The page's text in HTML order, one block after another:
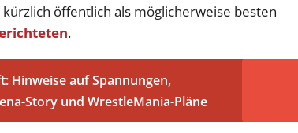
öffentlich als möglicherweise besten
.
Hinweise auf Spannungen,
Story und WrestleMania-Pläne